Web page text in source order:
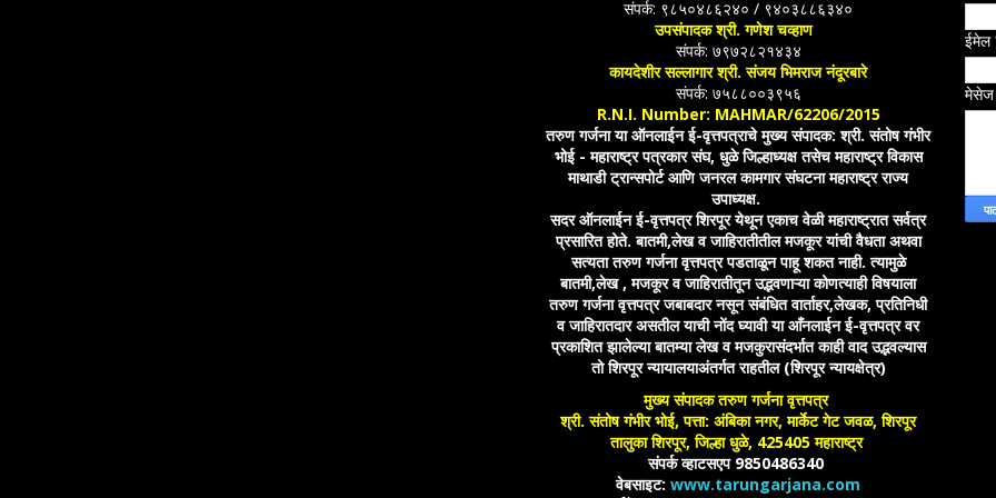
संपर्क: ९८५०४८६२४० / ९४०३८८६३४०
उपसंपादक श्री. गणेश चव्हाण
संपर्क: ७९७२८२१४३४
कायदेशीर सल्लागार श्री. संजय भिमराज नंदूरबारे
संपर्क: ७५८८००३९५६
R.N.I. Number: MAHMAR/62206/2015
तरुण गर्जना या ऑनलाईन ई-वृत्तपत्राचे मुख्य संपादक: श्री. संतोष गंभीर
भोई - महाराष्ट्र पत्रकार संघ, धुळे जिल्हाध्यक्ष तसेच महाराष्ट्र विकास
माथाडी ट्रान्सपोर्ट आणि जनरल कामगार संघटना महाराष्ट्र राज्य
उपाध्यक्ष.
सदर ऑनलाईन ई-वृत्तपत्र शिरपूर येथून एकाच वेळी महाराष्ट्रात सर्वत्र
प्रसारित होते. बातमी,लेख व जाहिरातीतील मजकूर यांची वैधता अथवा
सत्यता तरुण गर्जना वृत्तपत्र पडताळून पाहू शकत नाही. त्यामुळे
बातमी,लेख , मजकूर व जाहिरातीतून उद्भवणाऱ्या कोणत्याही विषयाला
तरुण गर्जना वृत्तपत्र जबाबदार नसून संबंधित वार्ताहर,लेखक, प्रतिनिधी
व जाहिरातदार असतील याची नोंद घ्यावी या आँनलाईन ई-वृत्तपत्र वर
प्रकाशित झालेल्या बातम्या लेख व मजकुरासंदर्भात काही वाद उद्भवल्यास
तो शिरपूर न्यायालयाअंतर्गत राहतील (शिरपूर न्यायक्षेत्र)
मुख्य संपादक तरुण गर्जना वृत्तपत्र
श्री. संतोष गंभीर भोई, पत्ता: अंबिका नगर, मार्केट गेट जवळ, शिरपूर
तालुका शिरपूर, जिल्हा धुळे, 425405 महाराष्ट्र
संपर्क व्हाटसएप 9850486340
वेबसाइट: www.tarungarjana.com
ईमेल
मेसेज